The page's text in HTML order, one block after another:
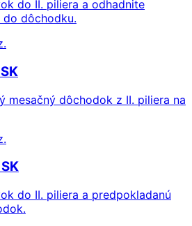
do II. piliera a odhadnite
dôchodku.
mesačný dôchodok z II. piliera na
do II. piliera a predpokladanú